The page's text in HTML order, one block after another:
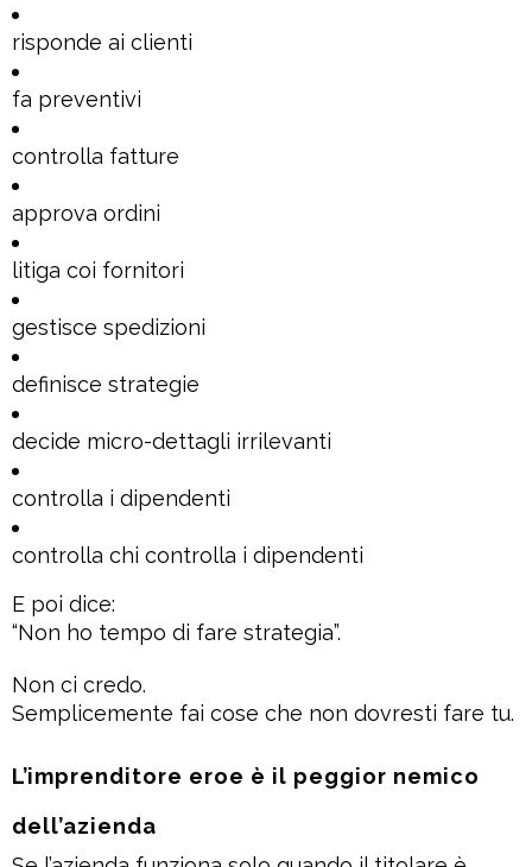
risponde ai clienti
fa preventivi
controlla fatture
approva ordini
litiga coi fornitori
gestisce spedizioni
definisce strategie
decide micro-dettagli irrilevanti
controlla i dipendenti
controlla chi controlla i dipendenti
E poi dice:
“Non ho tempo di fare strategia”.
Non ci credo.
Semplicemente fai cose che non dovresti fare tu.
L’imprenditore eroe è il peggior nemico
dell’azienda